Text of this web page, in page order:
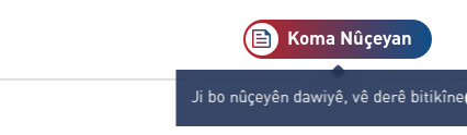
Koma Nûçeyan
Ji bo nûçeyên dawiyê, vê derê bitikîne